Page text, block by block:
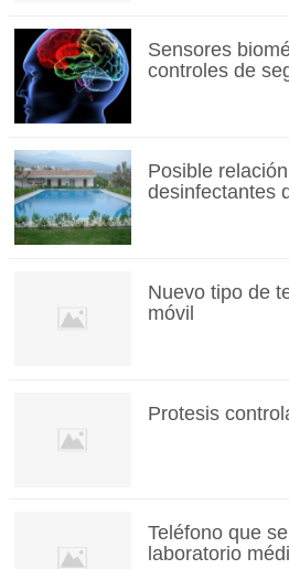
Sensores
controles de
Posible
desinfectantes
Nuevo tipo de
móvil
Protesis
Teléfono que
laboratorio